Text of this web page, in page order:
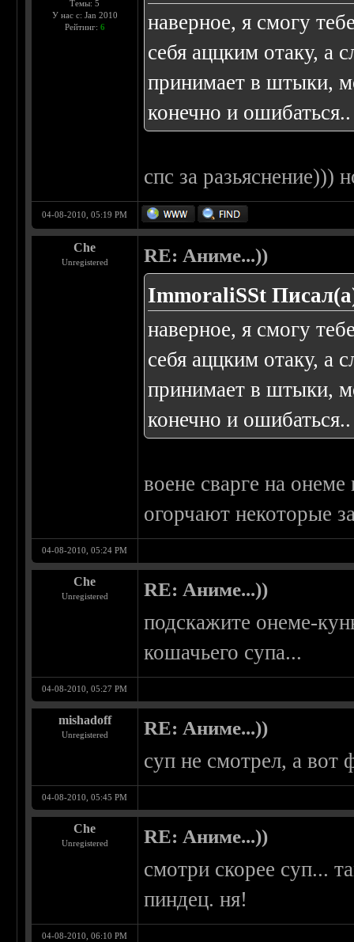
Темы: 5
У нас с: Jan 2010
Рейтинг: 6
наверное, я смогу
себя аццким отаку, а
принимает в штыки,
конечно и ошибаться..
спс за
04-08-2010, 05:19 PM
Che
Unregistered RE: Аниме...))
ImmoraliSSt
наверное, я смогу
себя аццким отаку, а
принимает в штыки,
конечно и ошибаться..
воене сварге на
огорчают некоторые
04-08-2010, 05:24 PM
Che
Unregistered RE: Аниме...))
подскажите онеме-
кошачьего супа...
04-08-2010, 05:27 PM
mishadoff
Unregistered RE: Аниме...))
суп не смотрел, а
04-08-2010, 05:45 PM
Che
Unregistered RE: Аниме...))
смотри скорее суп...
пиндец. ня!
04-08-2010, 06:10 PM